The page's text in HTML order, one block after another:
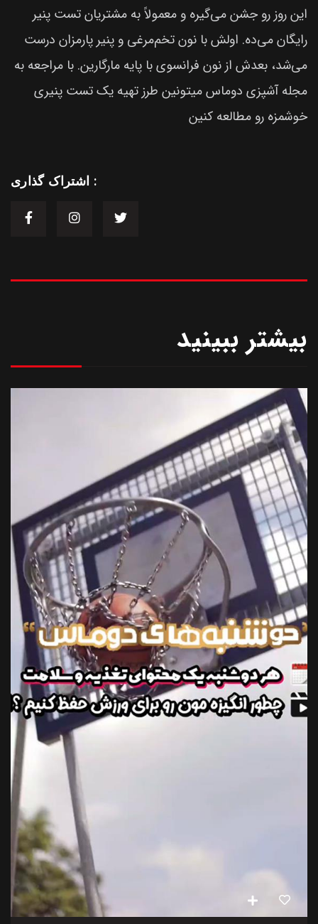
این روز رو جشن می‌گیره و معمولاً به مشتریان تست پنیر
رایگان می‌ده. اولش با نون تخم‌مرغی و پنیر پارمزان درست
می‌شد، بعدش از نون فرانسوی با پایه مارگارین. با مراجعه به
مجله آشپزی دوماس میتونین طرز تهیه یک تست پنیری
خوشمزه رو مطالعه کنین
اشتراک گذاری :
بیشتر ببینید